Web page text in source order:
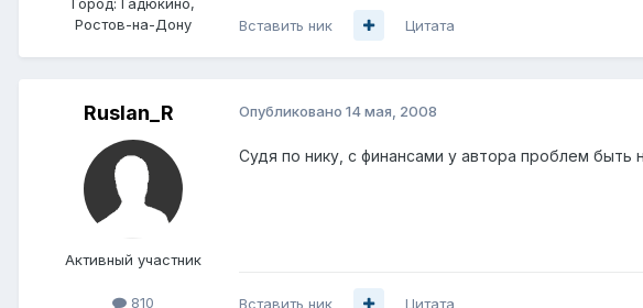
Ростов-на-Дону
Вставить ник Цитата
Ruslan_R
Активный участник
810
Опубликовано 14 мая, 2008
Судя по нику, с финансами у автора проблем быть
Вставить ник Цитата